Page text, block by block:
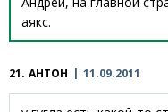
аякс.
21. АНТОН 11.09.2011